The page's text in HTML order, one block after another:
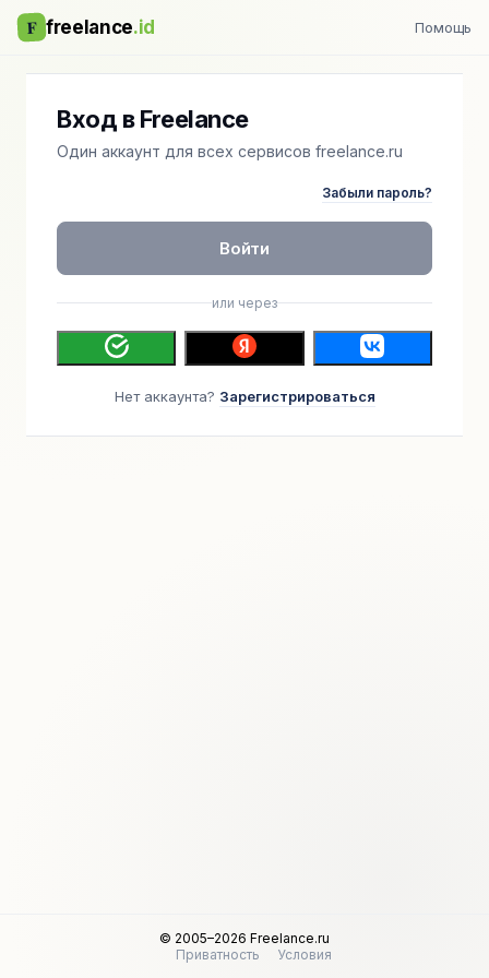
F freelance.id Помощь
Вход в Freelance
Один аккаунт для всех сервисов freelance.ru
Забыли пароль?
Войти
или через
Нет аккаунта? Зарегистрироваться
© 2005–2026 Freelance.ru
Приватность
Условия